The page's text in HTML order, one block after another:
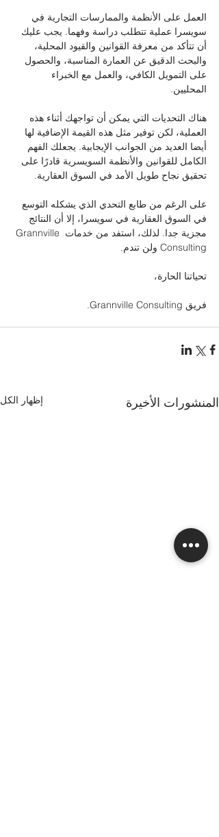
العمل على الأنظمة والممارسات التجارية في
سويسرا عملية تتطلب دراسة وفهما. يجب عليك
أن تتأكد من معرفة القوانين والقيود المحلية،
والبحث الدقيق عن العمارة المناسبة، والحصول
على التمويل الكافي، والعمل مع الخبراء
المحليين.
هناك التحديات التي يمكن أن تواجهك أثناء هذه
العملية، لكن توفير مثل هذه القيمة الإضافية لها
أيضا العديد من الجوانب الإيجابية. يجعلك الفهم
الكامل للقوانين والأنظمة السويسرية قادرًا على
تحقيق نجاح طويل الأمد في السوق العقارية.
على الرغم من طابع التحدي الذي يشكله التوسع
في السوق العقارية في سويسرا، إلا أن النتائج
مجزية جدا. لذلك، استفد من خدمات Grannville
Consulting ولن تندم.
تحياتنا الحارة،
فريق Grannville Consulting.
المنشورات الأخيرة إظهار الكل